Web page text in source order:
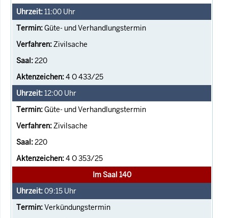
11:00 Uhr
Güte- und Verhandlungstermin
Zivilsache
220
4 O 433/25
12:00 Uhr
Güte- und Verhandlungstermin
Zivilsache
220
4 O 353/25
Im Saal 140
09:15 Uhr
Verkündungstermin